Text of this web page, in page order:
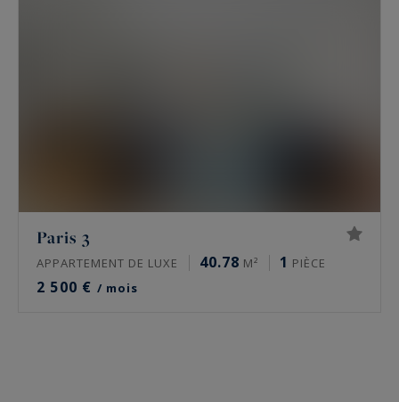
Paris 3
APPARTEMENT DE LUXE 40.78 M² 1 PIÈCE
2 500 € / mois